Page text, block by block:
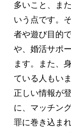
多いこと、ま
いう点です。
者や遊び目的
や、婚活サポ
ます。また、
ている人もい
正しい情報が
に、マッチン
罪に巻き込ま